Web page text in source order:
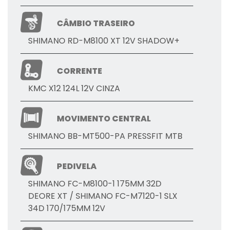
CÂMBIO TRASEIRO
SHIMANO RD-M8100 XT 12V SHADOW+
CORRENTE
KMC X12 124L 12V CINZA
MOVIMENTO CENTRAL
SHIMANO BB-MT500-PA PRESSFIT MTB
PEDIVELA
SHIMANO FC-M8100-1 175MM 32D
DEORE XT / SHIMANO FC-M7120-1 SLX
34D 170/175MM 12V